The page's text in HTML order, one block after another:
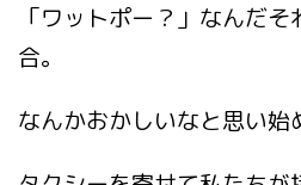
「ワットポー？」なんだ
合。
なんかおかしいなと思い始